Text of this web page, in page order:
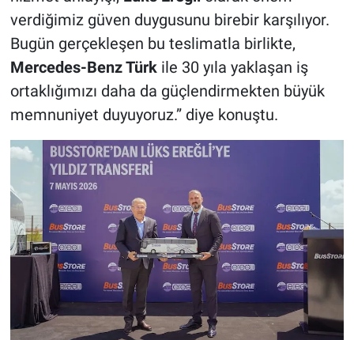
verdiğimiz güven duygusunu birebir karşılıyor.
Bugün gerçekleşen bu teslimatla birlikte,
Mercedes-Benz Türkile 30 yıla yaklaşan iş
ortaklığımızı daha da güçlendirmekten büyük
memnuniyet duyuyoruz.” diye konuştu.